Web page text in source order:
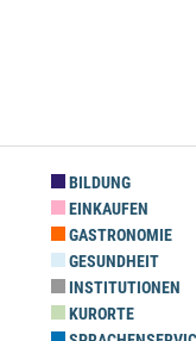
BILDUNG
EINKAUFEN
GASTRONOMIE
GESUNDHEIT
INSTITUTIONEN
KURORTE